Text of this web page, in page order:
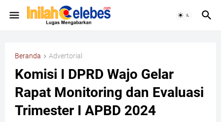
Beranda Advertorial
Komisi I DPRD Wajo Gelar
Rapat Monitoring dan Evaluasi
Trimester I APBD 2024